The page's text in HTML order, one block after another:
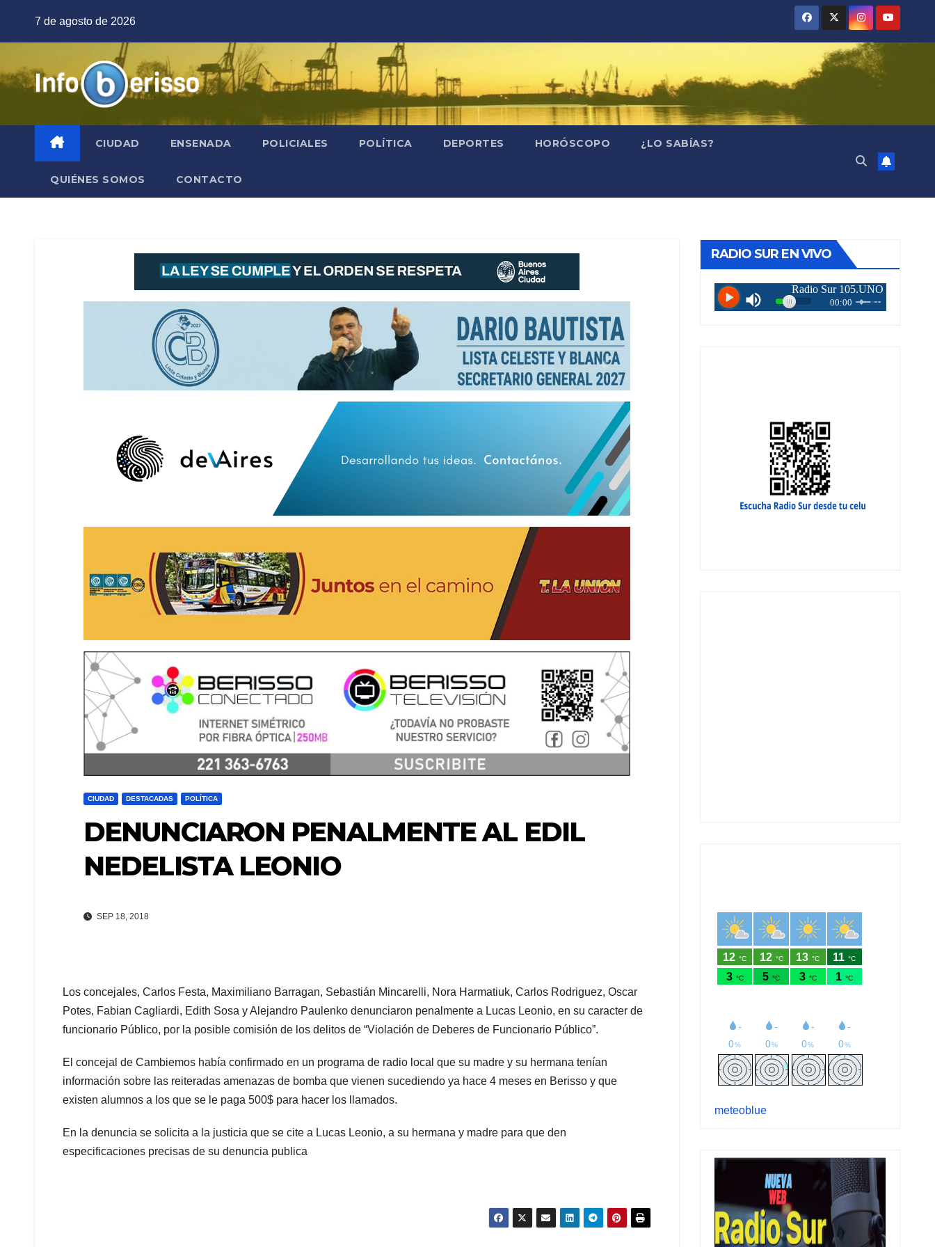
7 de agosto de 2026
CIUDAD ENSENADA POLICIALES POLÍTICA DEPORTES HORÓSCOPO ¿LO SABÍAS?
QUIÉNES SOMOS CONTACTO
CIUDAD DESTACADAS POLÍTICA
DENUNCIARON PENALMENTE AL EDIL
NEDELISTA LEONIO
SEP 18, 2018
Los concejales, Carlos Festa, Maximiliano Barragan, Sebastián Mincarelli, Nora Harmatiuk, Carlos Rodriguez, Oscar
Potes, Fabian Cagliardi, Edith Sosa y Alejandro Paulenko denunciaron penalmente a Lucas Leonio, en su caracter de
funcionario Público, por la posible comisión de los delitos de “Violación de Deberes de Funcionario Público”.
El concejal de Cambiemos había confirmado en un programa de radio local que su madre y su hermana tenían
información sobre las reiteradas amenazas de bomba que vienen sucediendo ya hace 4 meses en Berisso y que
existen alumnos a los que se le paga 500$ para hacer los llamados.
En la denuncia se solicita a la justicia que se cite a Lucas Leonio, a su hermana y madre para que den
especificaciones precisas de su denuncia publica
RADIO SUR EN VIVO
meteoblue